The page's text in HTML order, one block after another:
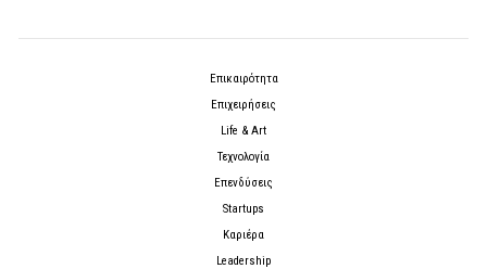
Επικαιρότητα
Επιχειρήσεις
Life & Art
Τεχνολογία
Επενδύσεις
Startups
Καριέρα
Leadership